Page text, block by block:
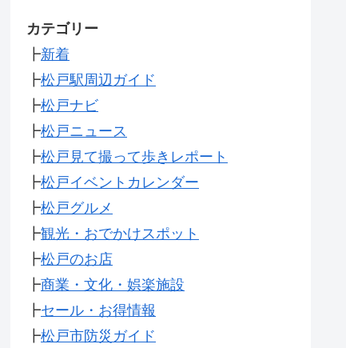
カテゴリー
┣新着
┣松戸駅周辺ガイド
┣松戸ナビ
┣松戸ニュース
┣松戸見て撮って歩きレポート
┣松戸イベントカレンダー
┣松戸グルメ
┣観光・おでかけスポット
┣松戸のお店
┣商業・文化・娯楽施設
┣セール・お得情報
┣松戸市防災ガイド